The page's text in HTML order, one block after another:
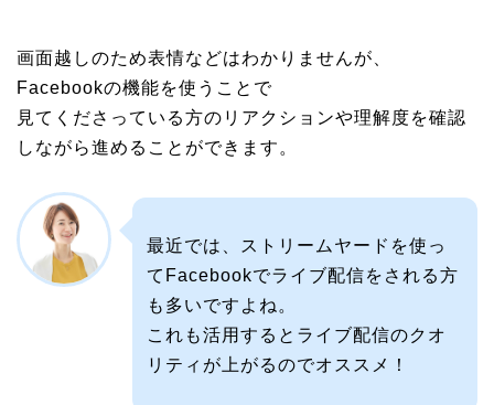
画面越しのため表情などはわかりませんが、
Facebookの機能を使うことで
見てくださっている方のリアクションや理解度を確認
しながら進めることができます。
最近では、ストリームヤードを使っ
てFacebookでライブ配信をされる方
も多いですよね。
これも活用するとライブ配信のクオ
リティが上がるのでオススメ！